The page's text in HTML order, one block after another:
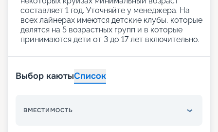
составляет 1 год. Уточняйте у менеджера. На
всех лайнерах имеются детские клубы, которые
делятся на 5 возрастных групп и в которые
принимаются дети от 3 до 17 лет включительно.
Выбор каютыСписок
ВМЕСТИМОСТЬ